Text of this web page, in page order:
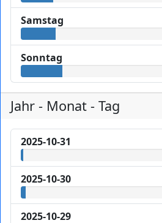
Samstag
Sonntag
Jahr - Monat - Tag
2025-10-31
2025-10-30
2025-10-29